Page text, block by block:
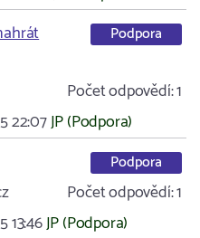
Podpora
Počet odpovědí:1
22:07JP (Podpora)
Podpora
Počet odpovědí:1
13:46JP (Podpora)